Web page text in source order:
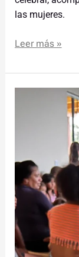
las mujeres.
Leer más »
Osorio